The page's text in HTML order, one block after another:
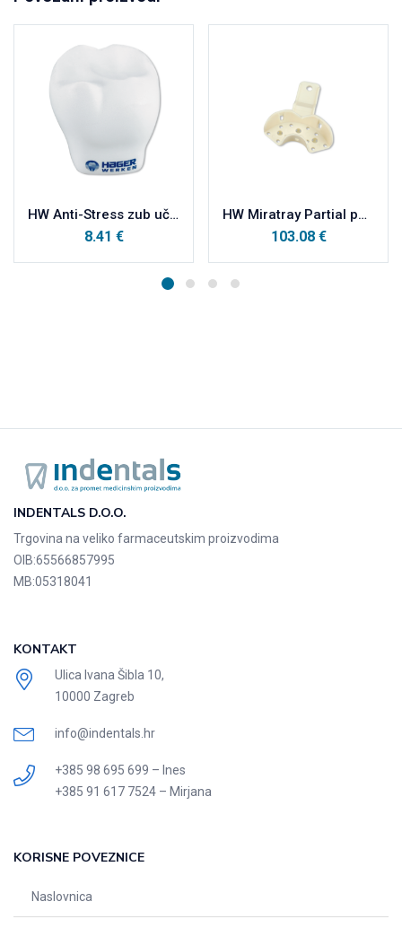
HW Anti-Stress zub učinkovita pomoć za opuštanje
8.41 €
HW Miratray Partial parcijalne plastične otisne žlice kutija, PM sredina a100
103.08 €
INDENTALS D.O.O.
Trgovina na veliko farmaceutskim proizvodima
OIB:65566857995
MB:05318041
KONTAKT
Ulica Ivana Šibla 10,
10000 Zagreb
info@indentals.hr
+385 98 695 699 – Ines
+385 91 617 7524 – Mirjana
KORISNE POVEZNICE
Naslovnica